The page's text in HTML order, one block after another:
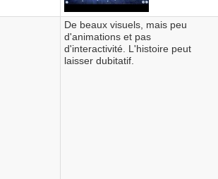
De beaux visuels, mais peu
d'animations et pas
d'interactivité. L'histoire peut
laisser dubitatif.